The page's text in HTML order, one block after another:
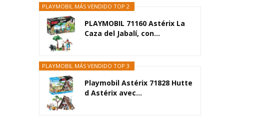
PLAYMOBIL MÁS VENDIDO TOP 2
PLAYMOBIL 71160 Astérix La
Caza del Jabalí, con...
PLAYMOBIL MÁS VENDIDO TOP 3
Playmobil Astérix 71828 Hutte
d Astérix avec...